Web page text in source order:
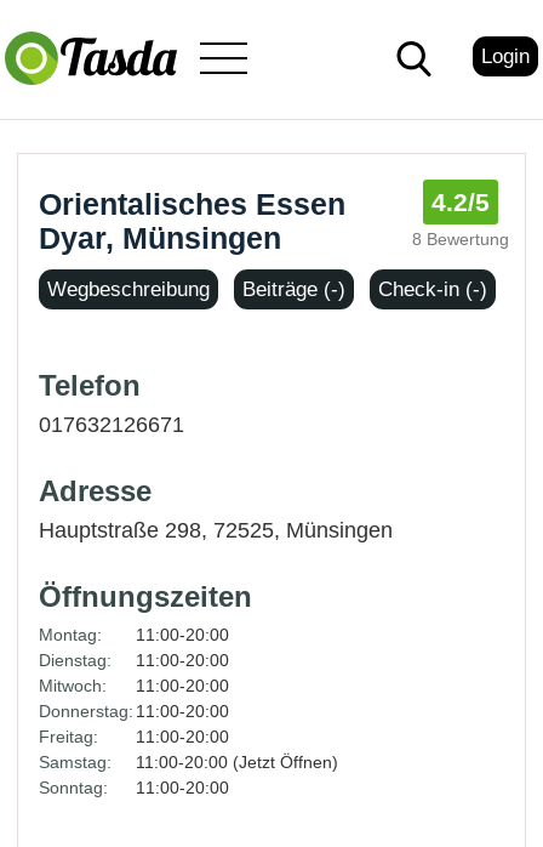
Login
Orientalisches Essen
Dyar, Münsingen
4.2/5
8 Bewertung
Wegbeschreibung Beiträge (-) Check-in (-)
Telefon
017632126671
Adresse
Hauptstraße 298, 72525, Münsingen
Öffnungszeiten
Montag:
11:00-20:00
Dienstag:
11:00-20:00
Mitwoch:
11:00-20:00
Donnerstag: 11:00-20:00
Freitag:
11:00-20:00
Samstag:
11:00-20:00 (Jetzt Öffnen)
Sonntag:
11:00-20:00